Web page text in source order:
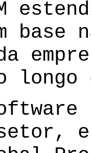
base
longo
setor,